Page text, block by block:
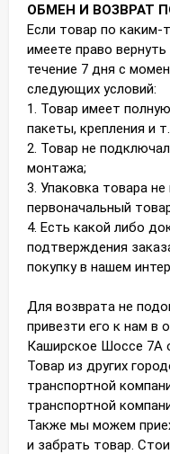
ОБМЕН И ВОЗВРАТ
Если товар по каким-
имеете право
течение 7 дня с
следующих условий:
1. Товар имеет
пакеты, крепления и
2. Товар не
монтажа;
3. Упаковка товара
первоначальный
4. Есть какой либо
подтверждения
покупку в нашем
Для возврата не
привезти его к нам в
Каширское Шоссе 7А
Товар из других
транспортной
транспортной
Также мы можем
и забрать товар.